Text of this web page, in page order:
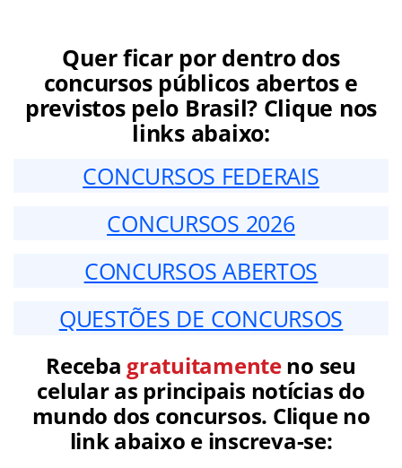
Quer ficar por dentro dos
concursos públicos abertos e
previstos pelo Brasil? Clique nos
links abaixo:
CONCURSOS FEDERAIS
CONCURSOS 2026
CONCURSOS ABERTOS
QUESTÕES DE CONCURSOS
Receba gratuitamenteno seu
celular as principais notícias do
mundo dos concursos. Clique no
link abaixo e inscreva-se: